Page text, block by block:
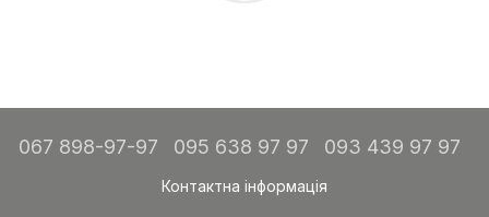
067 898-97-97 095 638 97 97 093 439 97 97
Контактна інформація